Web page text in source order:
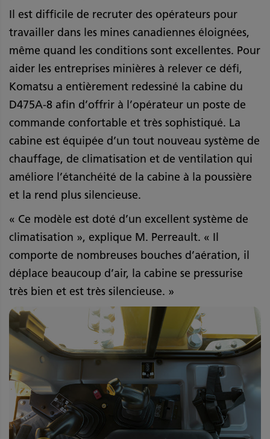
Il est difficile de recruter des opérateurs pour
travailler dans les mines canadiennes éloignées,
même quand les conditions sont excellentes. Pour
aider les entreprises minières à relever ce défi,
Komatsu a entièrement redessiné la cabine du
D475A-8 afin d’offrir à l’opérateur un poste de
commande confortable et très sophistiqué. La
cabine est équipée d’un tout nouveau système de
chauffage, de climatisation et de ventilation qui
améliore l’étanchéité de la cabine à la poussière
et la rend plus silencieuse.
« Ce modèle est doté d’un excellent système de
climatisation », explique M. Perreault. « Il
comporte de nombreuses bouches d’aération, il
déplace beaucoup d’air, la cabine se pressurise
très bien et est très silencieuse. »